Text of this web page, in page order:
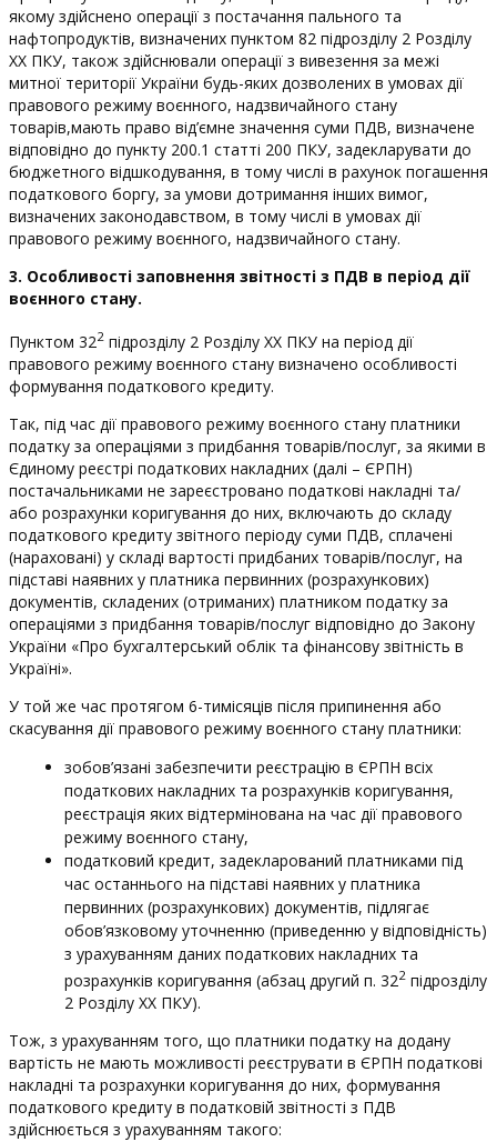
якому здійснено операції з постачання пального та
нафтопродуктів, визначених пунктом 82 підрозділу 2 Розділу
ХХ ПКУ, також здійснювали операції з вивезення за межі
митної території України будь-яких дозволених в умовах дії
правового режиму воєнного, надзвичайного стану
товарів,мають право від’ємне значення суми ПДВ, визначене
відповідно до пункту 200.1 статті 200 ПКУ, задекларувати до
бюджетного відшкодування, в тому числі в рахунок погашення
податкового боргу, за умови дотримання інших вимог,
визначених законодавством, в тому числі в умовах дії
правового режиму воєнного, надзвичайного стану.
3. Особливості заповнення звітності з ПДВ в період дії
воєнного стану.
Пунктом 322 підрозділу 2 Розділу ХХ ПКУ на період дії
правового режиму воєнного стану визначено особливості
формування податкового кредиту.
Так, під час дії правового режиму воєнного стану платники
податку за операціями з придбання товарів/послуг, за якими в
Єдиному реєстрі податкових накладних (далі – ЄРПН)
постачальниками не зареєстровано податкові накладні та/
або розрахунки коригування до них, включають до складу
податкового кредиту звітного періоду суми ПДВ, сплачені
(нараховані) у складі вартості придбаних товарів/послуг, на
підставі наявних у платника первинних (розрахункових)
документів, складених (отриманих) платником податку за
операціями з придбання товарів/послуг відповідно до Закону
України «Про бухгалтерський облік та фінансову звітність в
Україні».
У той же час протягом 6-тимісяців після припинення або
скасування дії правового режиму воєнного стану платники:
зобов’язані забезпечити реєстрацію в ЄРПН всіх
податкових накладних та розрахунків коригування,
реєстрація яких відтермінована на час дії правового
режиму воєнного стану,
податковий кредит, задекларований платниками під
час останнього на підставі наявних у платника
первинних (розрахункових) документів, підлягає
обов’язковому уточненню (приведенню у відповідність)
з урахуванням даних податкових накладних та
розрахунків коригування (абзац другий п. 322 підрозділу
2 Розділу ХХ ПКУ).
Тож, з урахуванням того, що платники податку на додану
вартість не мають можливості реєструвати в ЄРПН податкові
накладні та розрахунки коригування до них, формування
податкового кредиту в податковій звітності з ПДВ
здійснюється з урахуванням такого: